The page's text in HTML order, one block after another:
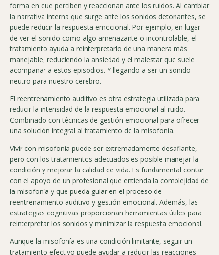
forma en que perciben y reaccionan ante los ruidos. Al cambiar
la narrativa interna que surge ante los sonidos detonantes, se
puede reducir la respuesta emocional. Por ejemplo, en lugar
de ver el sonido como algo amenazante o incontrolable, el
tratamiento ayuda a reinterpretarlo de una manera más
manejable, reduciendo la ansiedad y el malestar que suele
acompañar a estos episodios. Y llegando a ser un sonido
neutro para nuestro cerebro.
El reentrenamiento auditivo es otra estrategia utilizada para
reducir la intensidad de la respuesta emocional al ruido.
Combinado con técnicas de gestión emocional para ofrecer
una solución integral al tratamiento de la misofonía.
Vivir con misofonía puede ser extremadamente desafiante,
pero con los tratamientos adecuados es posible manejar la
condición y mejorar la calidad de vida. Es fundamental contar
con el apoyo de un profesional que entienda la complejidad de
la misofonía y que pueda guiar en el proceso de
reentrenamiento auditivo y gestión emocional. Además, las
estrategias cognitivas proporcionan herramientas útiles para
reinterpretar los sonidos y minimizar la respuesta emocional.
Aunque la misofonía es una condición limitante, seguir un
tratamiento efectivo puede ayudar a reducir las reacciones